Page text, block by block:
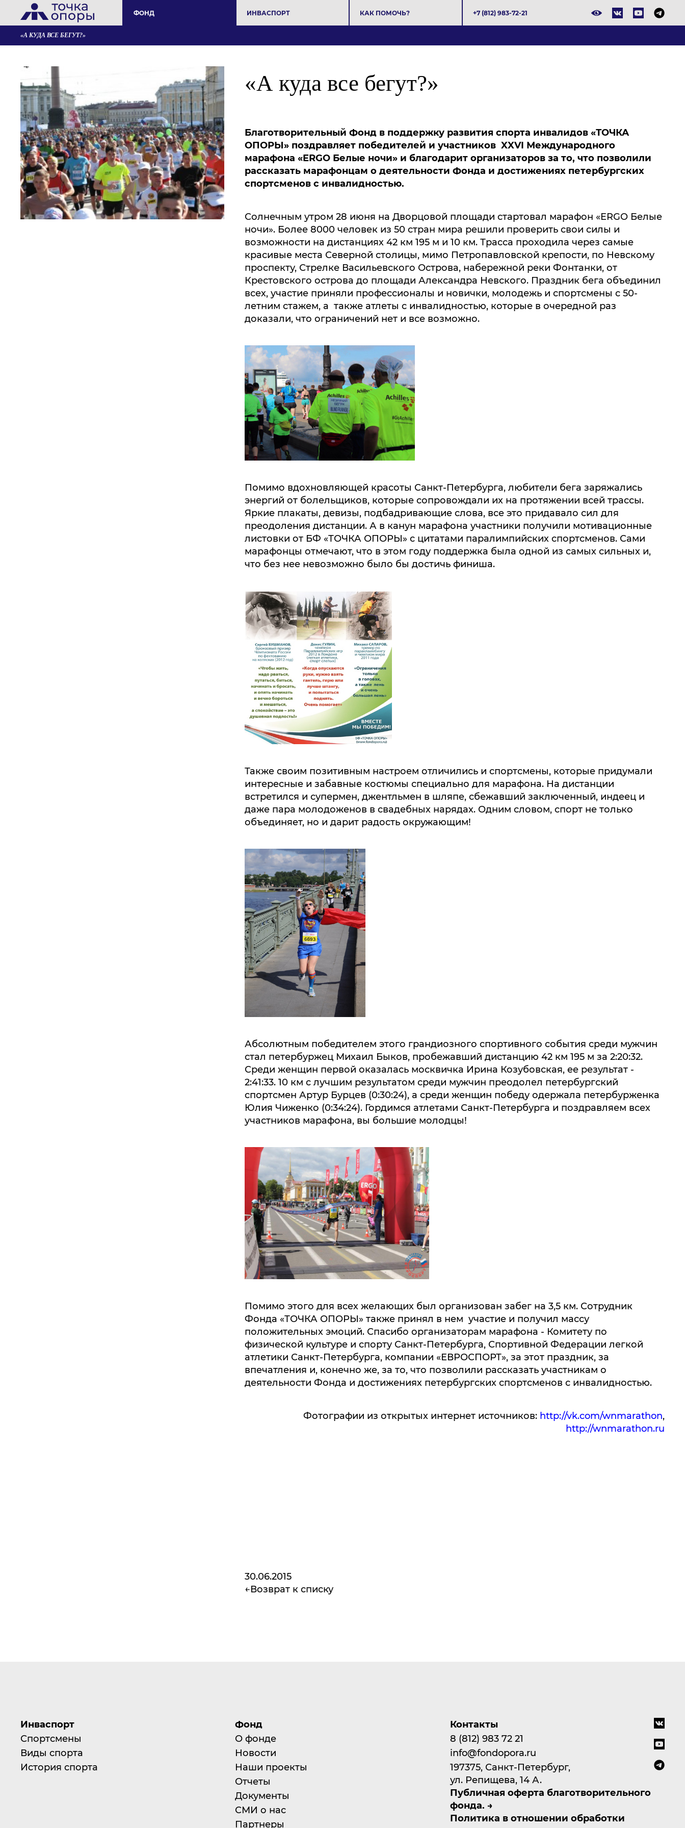
ФОНД ИНВАСПОРТ КАК ПОМОЧЬ? +7 (812) 983-72-21
«А КУДА ВСЕ БЕГУТ?»
«А куда все бегут?»
Благотворительный Фонд в поддержку развития спорта инвалидов «ТОЧКА
ОПОРЫ» поздравляет победителей и участников XXVI Международного
марафона «ERGO Белые ночи» и благодарит организаторов за то, что позволили
рассказать марафонцам о деятельности Фонда и достижениях петербургских
спортсменов с инвалидностью.
Солнечным утром 28 июня на Дворцовой площади стартовал марафон «ERGO Белые
ночи». Более 8000 человек из 50 стран мира решили проверить свои силы и
возможности на дистанциях 42 км 195 м и 10 км. Трасса проходила через самые
красивые места Северной столицы, мимо Петропавловской крепости, по Невскому
проспекту, Стрелке Васильевского Острова, набережной реки Фонтанки, от
Крестовского острова до площади Александра Невского. Праздник бега объединил
всех, участие приняли профессионалы и новички, молодежь и спортсмены с 50-
летним стажем, а также атлеты с инвалидностью, которые в очередной раз
доказали, что ограничений нет и все возможно.
Помимо вдохновляющей красоты Санкт-Петербурга, любители бега заряжались
энергий от болельщиков, которые сопровождали их на протяжении всей трассы.
Яркие плакаты, девизы, подбадривающие слова, все это придавало сил для
преодоления дистанции. А в канун марафона участники получили мотивационные
листовки от БФ «ТОЧКА ОПОРЫ» с цитатами паралимпийских спортсменов. Сами
марафонцы отмечают, что в этом году поддержка была одной из самых сильных и,
что без нее невозможно было бы достичь финиша.
Также своим позитивным настроем отличились и спортсмены, которые придумали
интересные и забавные костюмы специально для марафона. На дистанции
встретился и супермен, джентльмен в шляпе, сбежавший заключенный, индеец и
даже пара молодоженов в свадебных нарядах. Одним словом, спорт не только
объединяет, но и дарит радость окружающим!
Абсолютным победителем этого грандиозного спортивного события среди мужчин
стал петербуржец Михаил Быков, пробежавший дистанцию 42 км 195 м за 2:20:32.
Среди женщин первой оказалась москвичка Ирина Козубовская, ее результат -
2:41:33. 10 км с лучшим результатом среди мужчин преодолел петербургский
спортсмен Артур Бурцев (0:30:24), а среди женщин победу одержала петербурженка
Юлия Чиженко (0:34:24). Гордимся атлетами Санкт-Петербурга и поздравляем всех
участников марафона, вы большие молодцы!
Помимо этого для всех желающих был организован забег на 3,5 км. Сотрудник
Фонда «ТОЧКА ОПОРЫ» также принял в нем участие и получил массу
положительных эмоций. Спасибо организаторам марафона - Комитету по
физической культуре и спорту Санкт-Петербурга, Спортивной Федерации легкой
атлетики Санкт-Петербурга, компании «ЕВРОСПОРТ», за этот праздник, за
впечатления и, конечно же, за то, что позволили рассказать участникам о
деятельности Фонда и достижениях петербургских спортсменов с инвалидностью.
Фотографии из открытых интернет источников: http://vk.com/wnmarathon,
http://wnmarathon.ru
30.06.2015
Возврат к списку
Инваспорт
Спортсмены
Виды спорта
История спорта
Фонд
О фонде
Новости
Наши проекты
Отчеты
Документы
СМИ о нас
Партнеры
Контакты
8 (812) 983 72 21
info@fondopora.ru
197375, Санкт-Петербург,
ул. Репищева, 14 А.
Публичная оферта благотворительного
фонда.
Политика в отношении обработки